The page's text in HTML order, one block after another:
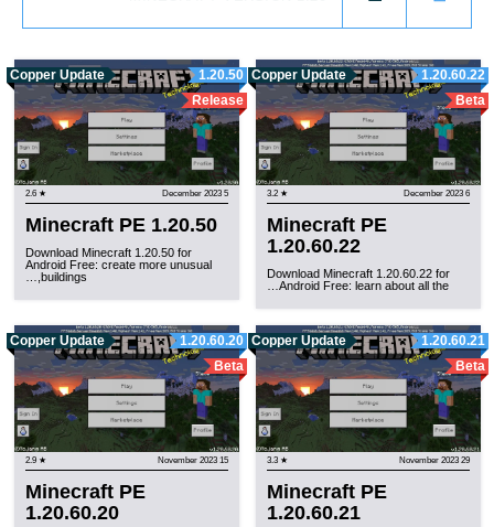
Copper Update
1.20.60.22
Beta
6 December 2023
★ 3.2
Minecraft PE
1.20.60.22
Download Minecraft 1.20.60.22 for
Android Free: learn about all the…
Copper Update
1.20.50
Release
5 December 2023
★ 2.6
Minecraft PE 1.20.50
Download Minecraft 1.20.50 for
Android Free: create more unusual
buildings,…
Copper Update
1.20.60.21
Beta
29 November 2023
★ 3.3
Minecraft PE
1.20.60.21
Copper Update
1.20.60.20
Beta
15 November 2023
★ 2.9
Minecraft PE
1.20.60.20